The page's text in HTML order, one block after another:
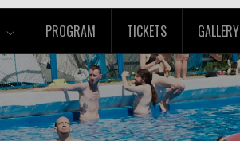
PROGRAM TICKETS GALLERY